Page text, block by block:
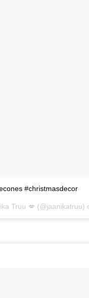
#christmasdecor
Truu 💋 (@jaanikatruu)